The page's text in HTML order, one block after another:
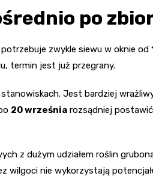
po
potrzebuje zwykle siewu w oknie od
termin jest już przegrany.
stanowiskach. Jest bardziej
20 września rozsądniej
z dużym udziałem roślin
wilgoci nie wykorzystają